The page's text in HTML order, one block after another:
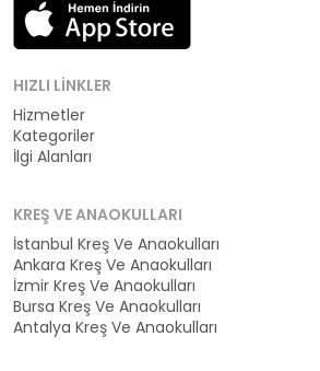
HIZLI LINKLER
Hizmetler
Kategoriler
İlgi Alanları
KREŞ VE ANAOKULLARI
İstanbul Kreş Ve Anaokulları
Ankara Kreş Ve Anaokulları
İzmir Kreş Ve Anaokulları
Bursa Kreş Ve Anaokulları
Antalya Kreş Ve Anaokulları